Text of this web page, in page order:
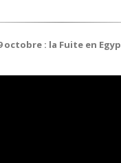
octobre : la Fuite en